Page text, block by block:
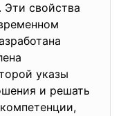
Эти свойства
указы
и решать